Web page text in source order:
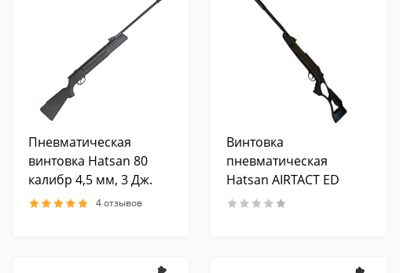
Пневматическая
винтовка Hatsan 80
калибр 4,5 мм, 3 Дж.
4 отзывов
Винтовка
пневматическая
Hatsan AIRTACT ED
(пластик,